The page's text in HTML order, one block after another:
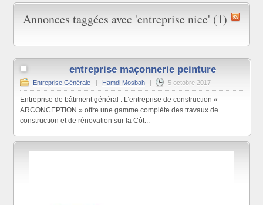
Annonces taggées avec 'entreprise nice' (1)
entreprise maçonnerie peinture
Entreprise Générale Hamdi Mosbah 5 octobre 2017
Entreprise de bâtiment général . L’entreprise de construction «
ARCONCEPTION » offre une gamme complète des travaux de
construction et de rénovation sur la Côt...